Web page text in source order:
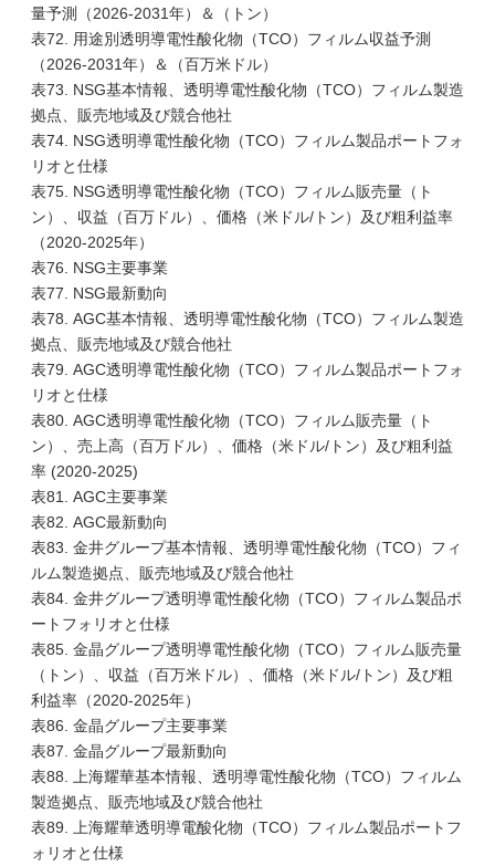
量予測（2026-2031年）＆（トン）
表72. 用途別透明導電性酸化物（TCO）フィルム収益予測
（2026-2031年）＆（百万米ドル）
表73. NSG基本情報、透明導電性酸化物（TCO）フィルム製造
拠点、販売地域及び競合他社
表74. NSG透明導電性酸化物（TCO）フィルム製品ポートフォ
リオと仕様
表75. NSG透明導電性酸化物（TCO）フィルム販売量（ト
ン）、収益（百万ドル）、価格（米ドル/トン）及び粗利益率
（2020-2025年）
表76. NSG主要事業
表77. NSG最新動向
表78. AGC基本情報、透明導電性酸化物（TCO）フィルム製造
拠点、販売地域及び競合他社
表79. AGC透明導電性酸化物（TCO）フィルム製品ポートフォ
リオと仕様
表80. AGC透明導電性酸化物（TCO）フィルム販売量（ト
ン）、売上高（百万ドル）、価格（米ドル/トン）及び粗利益
率 (2020-2025)
表81. AGC主要事業
表82. AGC最新動向
表83. 金井グループ基本情報、透明導電性酸化物（TCO）フィ
ルム製造拠点、販売地域及び競合他社
表84. 金井グループ透明導電性酸化物（TCO）フィルム製品ポ
ートフォリオと仕様
表85. 金晶グループ透明導電性酸化物（TCO）フィルム販売量
（トン）、収益（百万米ドル）、価格（米ドル/トン）及び粗
利益率（2020-2025年）
表86. 金晶グループ主要事業
表87. 金晶グループ最新動向
表88. 上海耀華基本情報、透明導電性酸化物（TCO）フィルム
製造拠点、販売地域及び競合他社
表89. 上海耀華透明導電酸化物（TCO）フィルム製品ポートフ
ォリオと仕様